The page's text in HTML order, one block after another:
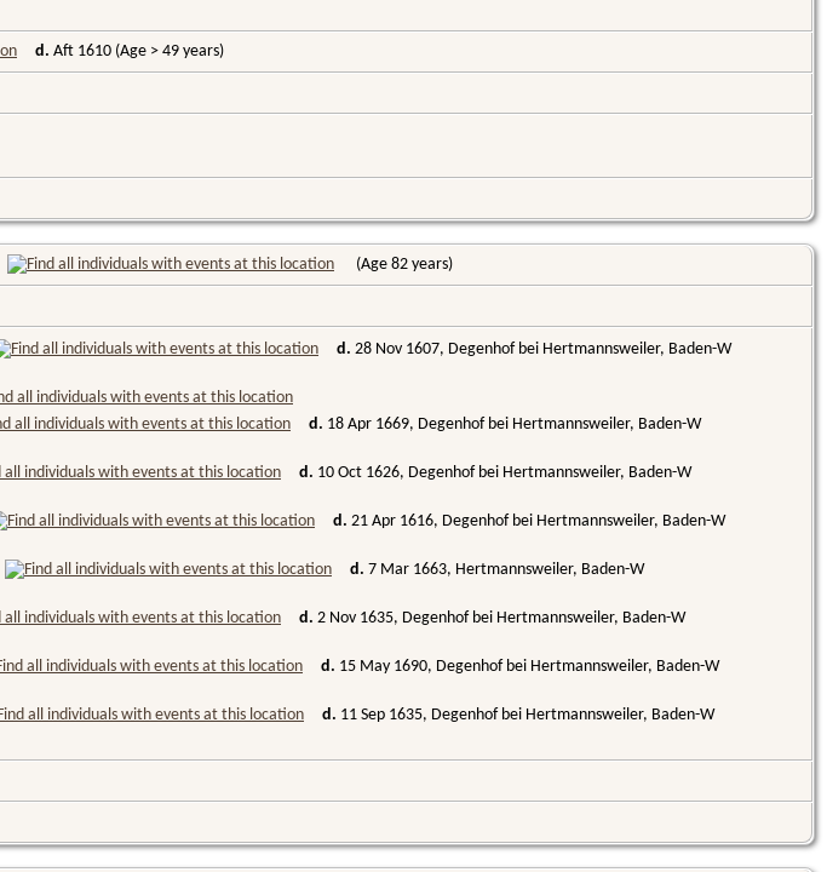
d. Aft 1610 (Age > 49 years)
(Age 82 years)
d. 28 Nov 1607, Degenhof bei Hertmannsweiler, Baden-W
d. 18 Apr 1669, Degenhof bei Hertmannsweiler, Baden-W
d. 10 Oct 1626, Degenhof bei Hertmannsweiler, Baden-W
d. 21 Apr 1616, Degenhof bei Hertmannsweiler, Baden-W
d. 7 Mar 1663, Hertmannsweiler, Baden-W
d. 2 Nov 1635, Degenhof bei Hertmannsweiler, Baden-W
d. 15 May 1690, Degenhof bei Hertmannsweiler, Baden-W
d. 11 Sep 1635, Degenhof bei Hertmannsweiler, Baden-W